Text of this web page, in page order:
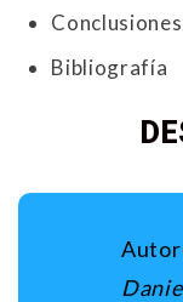
Conclusiones
Bibliografía